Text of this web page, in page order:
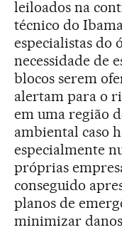
leiloados na
técnico do
especialistas do
necessidade de
blocos serem
alertam para o
em uma região
ambiental caso
especialmente
próprias
conseguido
planos de
minimizar danos